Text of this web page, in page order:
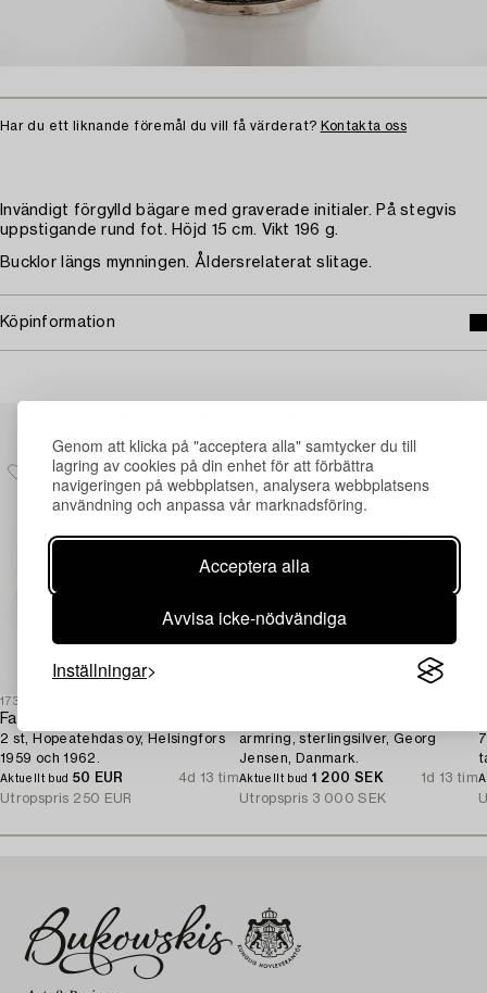
Genom att klicka på "acceptera alla" samtycker du till
lagring av cookies på din enhet för att förbättra
navigeringen på webbplatsen, analysera webbplatsens
användning och anpassa vår marknadsföring.
Acceptera alla
Avvisa icke-nödvändiga
Inställningar
Har du ett liknande föremål du vill få värderat? Kontakta oss
Invändigt förgylld bägare med graverade initialer. På stegvis
uppstigande rund fot. Höjd 15 cm. Vikt 196 g.
Bucklor längs mynningen. Åldersrelaterat slitage.
Köpinformation
1730905
Fat,
2 st, Hopeatehdas oy, Helsingfors
1959 och 1962.
Aktuellt bud 50 EUR
4d 13 tim
Utropspris 250 EUR
armring, sterlingsilver, Georg
Jensen, Danmark.
Aktuellt bud 1 200 SEK
1d 13 tim
Utropspris 3 000 SEK